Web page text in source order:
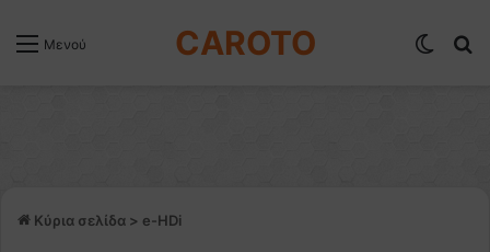
Μενού CAROTO
Κύρια σελίδα > e-HDi